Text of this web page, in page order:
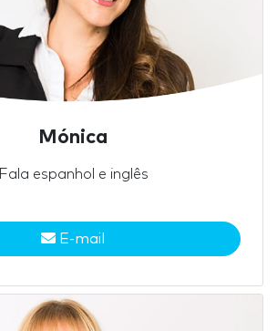
Mónica
Fala espanhol e inglês
E-mail